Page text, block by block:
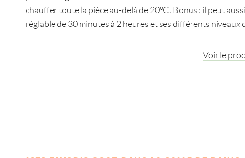
chauffer toute la pièce au-delà de 20°C. Bonus : il peut
réglable de 30 minutes à 2 heures et ses différents
Voir le